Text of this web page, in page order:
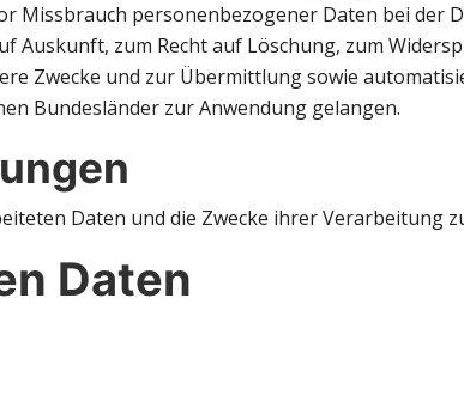
Missbrauch personenbezogener Daten bei der
Auskunft, zum Recht auf Löschung, zum
Zwecke und zur Übermittlung sowie
Bundesländer zur Anwendung gelangen.
Daten und die Zwecke ihrer Verarbeitung
Daten